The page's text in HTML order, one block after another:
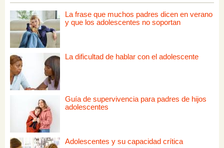
La frase que muchos padres dicen en verano
y que los adolescentes no soportan
La dificultad de hablar con el adolescente
Guía de supervivencia para padres de hijos
adolescentes
Adolescentes y su capacidad crítica